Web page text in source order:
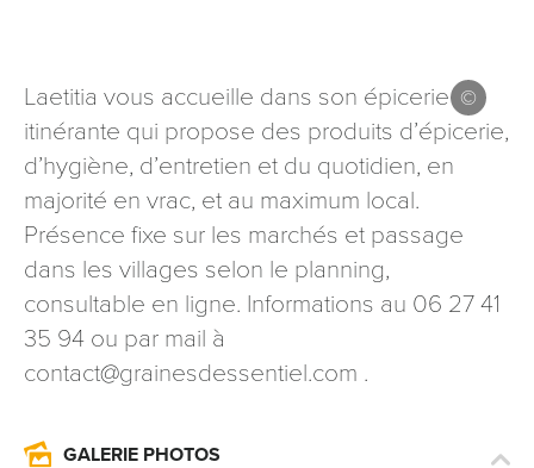
Laetitia vous accueille dans son épicerie
itinérante qui propose des produits d’épicerie,
d’hygiène, d’entretien et du quotidien, en
majorité en vrac, et au maximum local.
Présence fixe sur les marchés et passage
dans les villages selon le planning,
consultable en ligne. Informations au 06 27 41
35 94 ou par mail à
contact@grainesdessentiel.com .
GALERIE PHOTOS
nécessaires au traitement de votre demande (sauf
mention contraire). Vous disposez d’un droit d’accès, de
rectification et d’opposition aux données vous concernant,
que vous pouvez exercer en adressant une demande par
courriel à tourisme@departement54.fr ou par courrier
signé accompagné de la copie d’un titre d’identité à
l’adresse suivante : Meurthe & Moselle Tourisme - 48
esplanade Jacques-Baudot CO 90019 54035 NANCY
cedex
reCAPTCHA